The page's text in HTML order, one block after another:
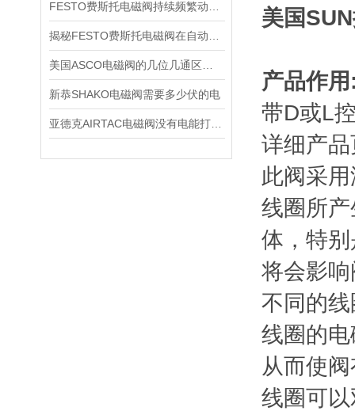
新恭SHAKO电磁阀需要多少伏的电
美国
产品作
带D或L
详细产
此阀采
线圈所
体，特
将会影
不同的
线圈的
从而使
线圈可